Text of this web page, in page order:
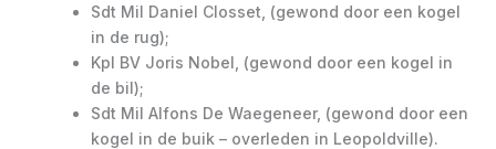
Sdt Mil Daniel Closset, (gewond door een kogel
in de rug);
Kpl BV Joris Nobel, (gewond door een kogel in
de bil);
Sdt Mil Alfons De Waegeneer, (gewond door een
kogel in de buik – overleden in Leopoldville).